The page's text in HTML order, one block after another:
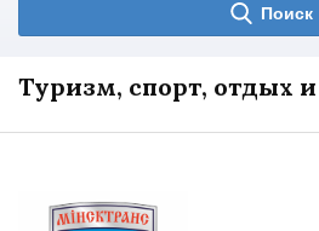
Поиск
Туризм, спорт, отдых